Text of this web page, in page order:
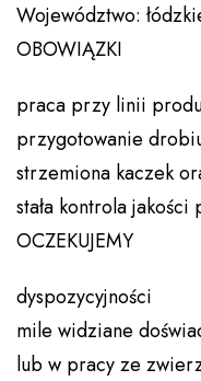
Województwo:
OBOWIĄZKI
praca przy linii
przygotowanie
strzemiona kaczek
stała kontrola jakości
OCZEKUJEMY
dyspozycyjności
mile widziane
lub w pracy ze